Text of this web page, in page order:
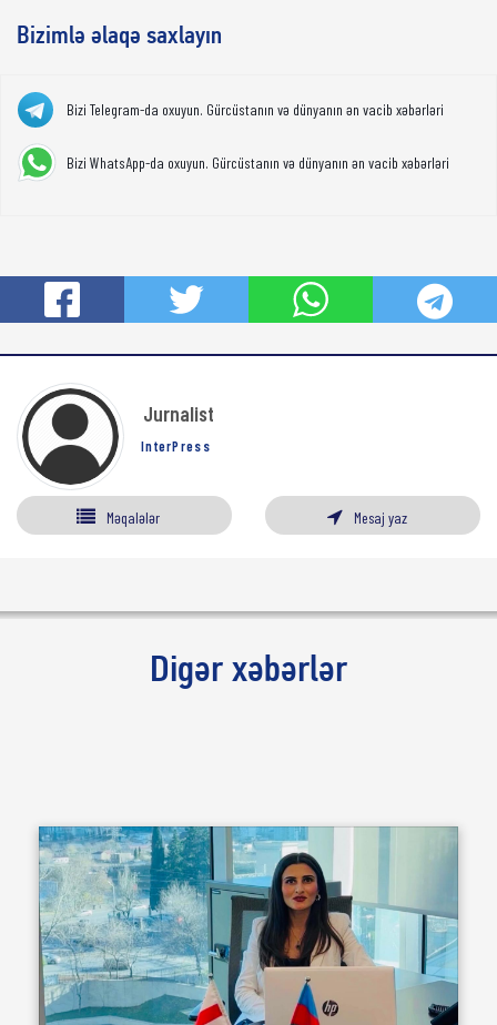
Bizimlə əlaqə saxlayın
Bizi Telegram-da oxuyun. Gürcüstanın və dünyanın ən vacib xəbərləri
Bizi WhatsApp-da oxuyun. Gürcüstanın və dünyanın ən vacib xəbərləri
Jurnalist
InterPress
Məqalələr Mesaj yaz
Digər xəbərlər